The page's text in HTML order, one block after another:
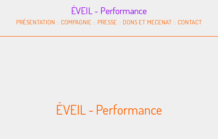
ÉVEIL - Performance
PRÉSENTATION :: COMPAGNIE :: PRESSE :: DONS ET MECENAT :: CONTACT
ÉVEIL - Performance